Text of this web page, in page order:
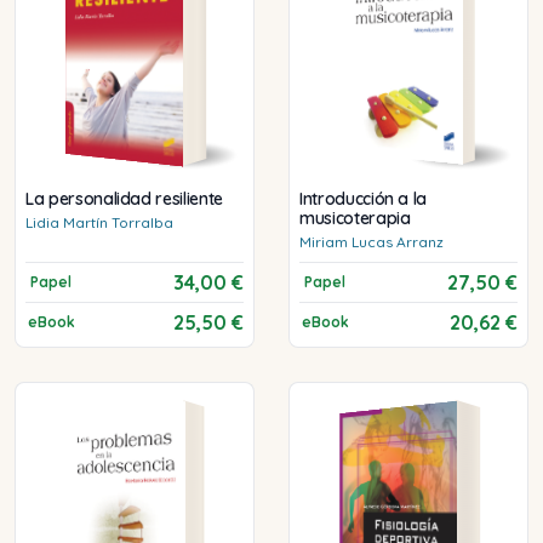
La personalidad resiliente
Lidia Martín Torralba
Papel 34,00 €
eBook 25,50 €
Introducción a la
musicoterapia
Miriam Lucas Arranz
Papel 27,50 €
eBook 20,62 €